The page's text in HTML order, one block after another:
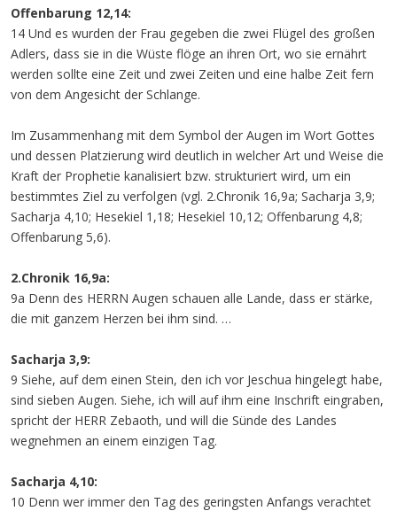
Offenbarung 12,14:
14 Und es wurden der Frau gegeben die zwei Flügel des großen
Adlers, dass sie in die Wüste flöge an ihren Ort, wo sie ernährt
werden sollte eine Zeit und zwei Zeiten und eine halbe Zeit fern
von dem Angesicht der Schlange.
Im Zusammenhang mit dem Symbol der Augen im Wort Gottes
und dessen Platzierung wird deutlich in welcher Art und Weise die
Kraft der Prophetie kanalisiert bzw. strukturiert wird, um ein
bestimmtes Ziel zu verfolgen (vgl. 2.Chronik 16,9a; Sacharja 3,9;
Sacharja 4,10; Hesekiel 1,18; Hesekiel 10,12; Offenbarung 4,8;
Offenbarung 5,6).
2.Chronik 16,9a:
9a Denn des HERRN Augen schauen alle Lande, dass er stärke,
die mit ganzem Herzen bei ihm sind. …
Sacharja 3,9:
9 Siehe, auf dem einen Stein, den ich vor Jeschua hingelegt habe,
sind sieben Augen. Siehe, ich will auf ihm eine Inschrift eingraben,
spricht der HERR Zebaoth, und will die Sünde des Landes
wegnehmen an einem einzigen Tag.
Sacharja 4,10:
10 Denn wer immer den Tag des geringsten Anfangs verachtet